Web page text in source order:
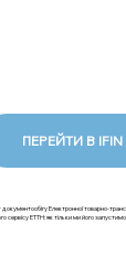
ПЕРЕЙТИ В IFIN
Електронної товарно-
ЕТТН: як тільки ми його запустимо